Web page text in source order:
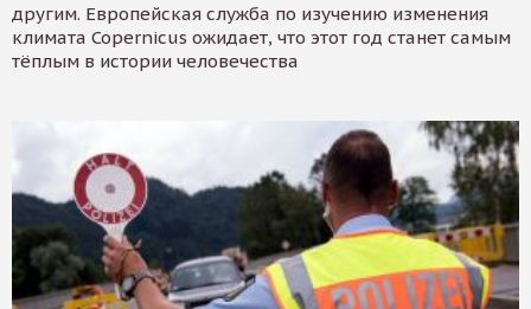
другим. Европейская служба по изучению изменения
климата Copernicus ожидает, что этот год станет самым
тёплым в истории человечества